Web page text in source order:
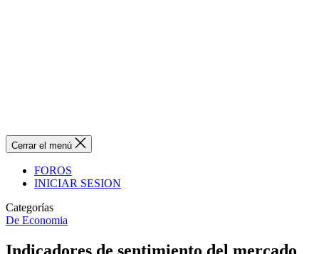
Cerrar el menú
FOROS
INICIAR SESION
Categorías
De Economia